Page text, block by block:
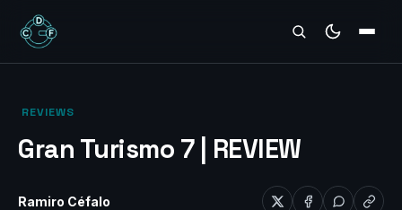
REVIEWS
‎ REVIEWS‎
Gran Turismo 7 | REVIEW
Ramiro Céfalo